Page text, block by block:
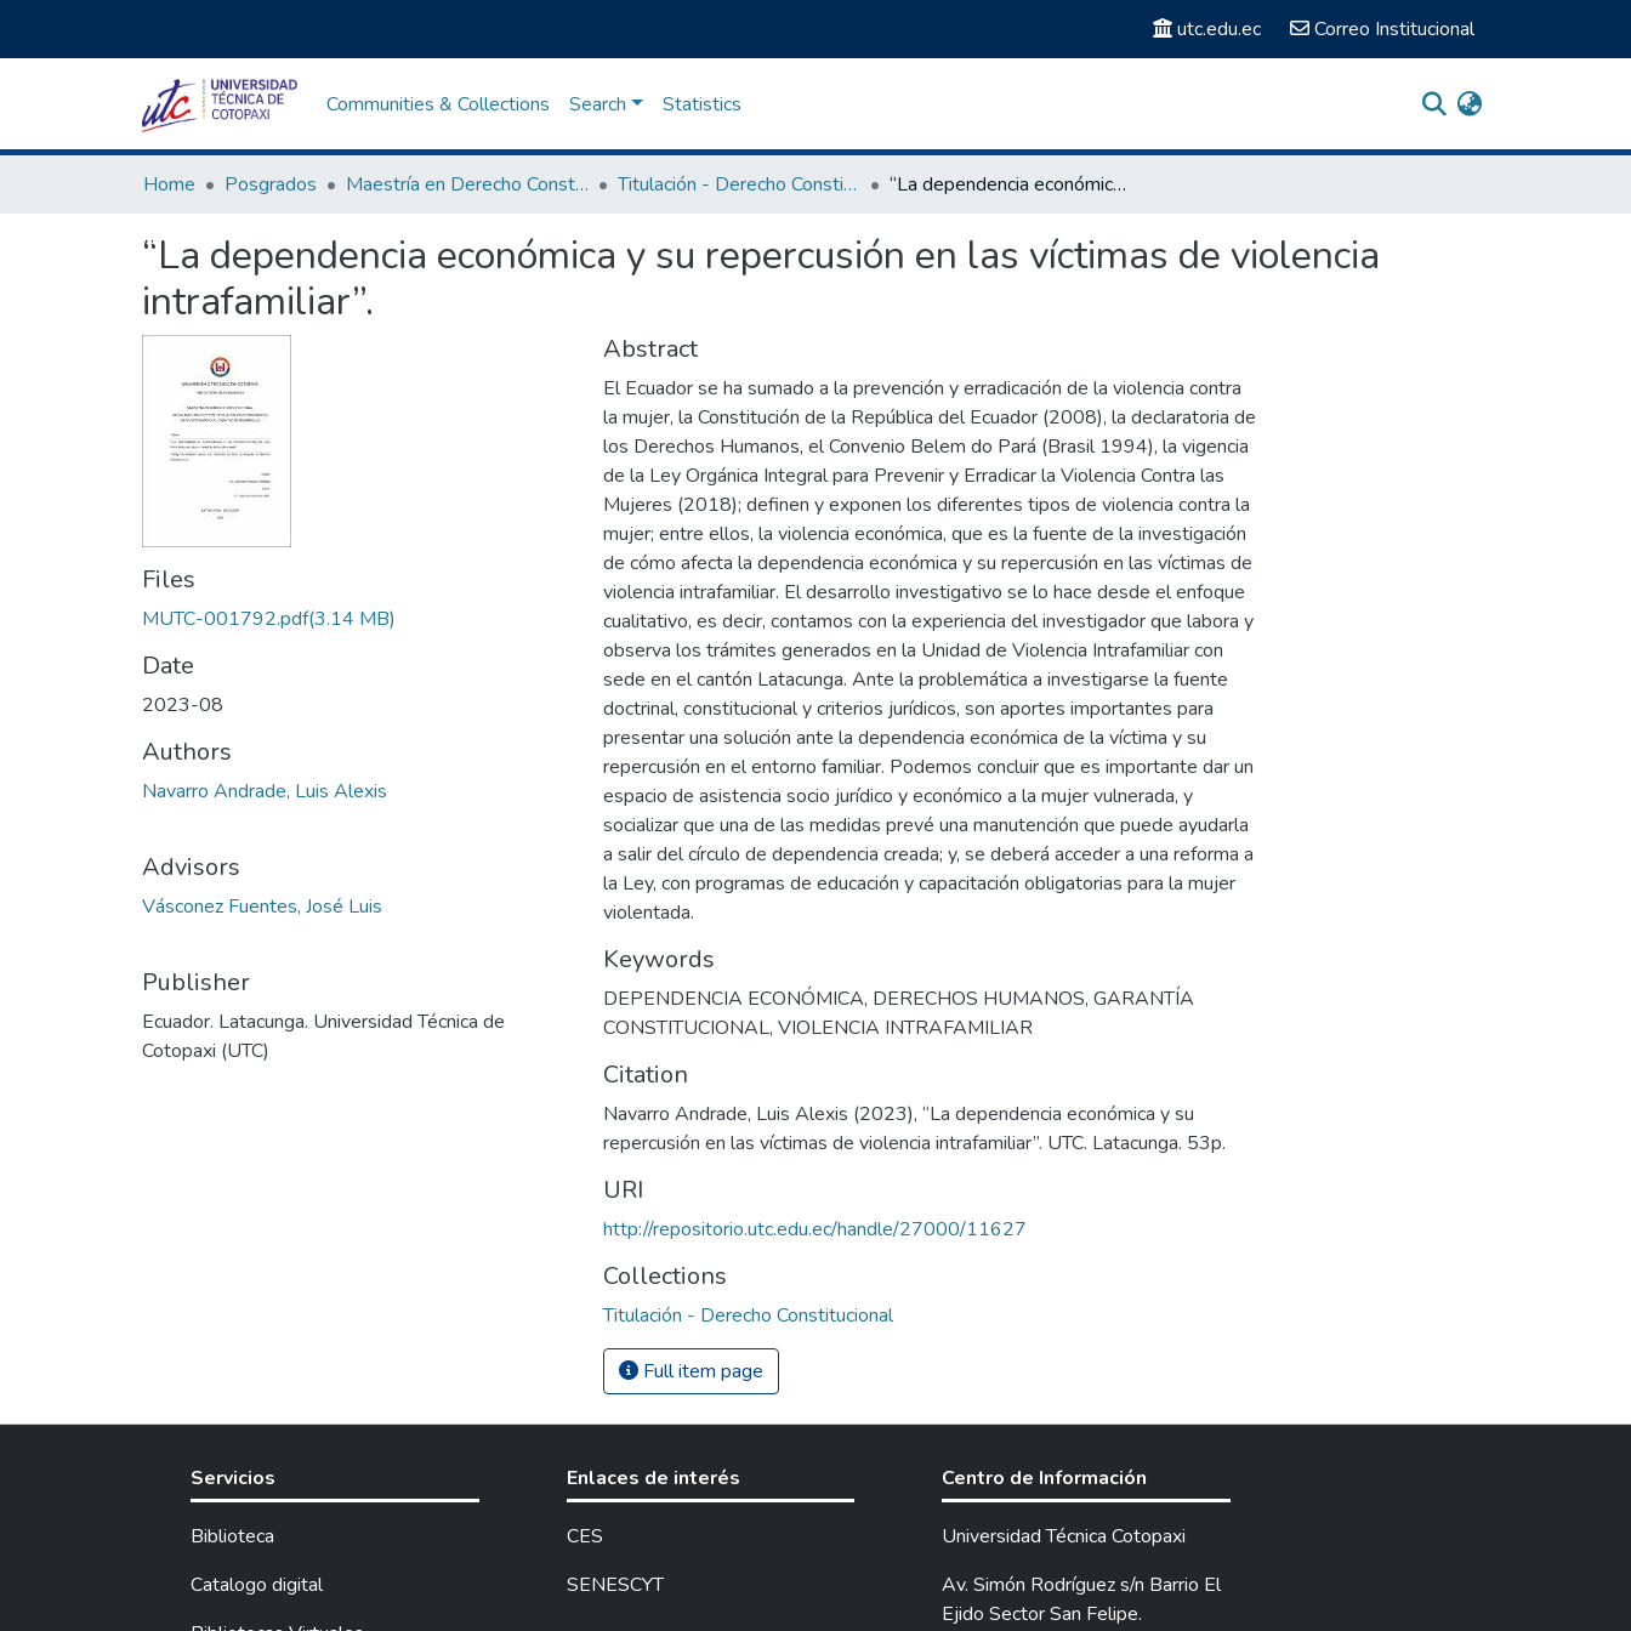
utc.edu.ec Correo Institucional
Communities & Collections Search Statistics
Home Posgrados Maestría en Derecho Constitucional Titulación - Derecho Constitucional “La dependencia económica y su repercusión en las víctimas de violencia intrafamiliar”.
“La dependencia económica y su repercusión en las víctimas de violencia
intrafamiliar”.
Files
MUTC-001792.pdf(3.14 MB)
Date
2023-08
Authors
Navarro Andrade, Luis Alexis
Advisors
Vásconez Fuentes, José Luis
Publisher
Ecuador. Latacunga. Universidad Técnica de
Cotopaxi (UTC)
Abstract
El Ecuador se ha sumado a la prevención y erradicación de la violencia contra
la mujer, la Constitución de la República del Ecuador (2008), la declaratoria de
los Derechos Humanos, el Convenio Belem do Pará (Brasil 1994), la vigencia
de la Ley Orgánica Integral para Prevenir y Erradicar la Violencia Contra las
Mujeres (2018); definen y exponen los diferentes tipos de violencia contra la
mujer; entre ellos, la violencia económica, que es la fuente de la investigación
de cómo afecta la dependencia económica y su repercusión en las víctimas de
violencia intrafamiliar. El desarrollo investigativo se lo hace desde el enfoque
cualitativo, es decir, contamos con la experiencia del investigador que labora y
observa los trámites generados en la Unidad de Violencia Intrafamiliar con
sede en el cantón Latacunga. Ante la problemática a investigarse la fuente
doctrinal, constitucional y criterios jurídicos, son aportes importantes para
presentar una solución ante la dependencia económica de la víctima y su
repercusión en el entorno familiar. Podemos concluir que es importante dar un
espacio de asistencia socio jurídico y económico a la mujer vulnerada, y
socializar que una de las medidas prevé una manutención que puede ayudarla
a salir del círculo de dependencia creada; y, se deberá acceder a una reforma a
la Ley, con programas de educación y capacitación obligatorias para la mujer
violentada.
Keywords
DEPENDENCIA ECONÓMICA, DERECHOS HUMANOS, GARANTÍA
CONSTITUCIONAL, VIOLENCIA INTRAFAMILIAR
Citation
Navarro Andrade, Luis Alexis (2023), “La dependencia económica y su
repercusión en las víctimas de violencia intrafamiliar”. UTC. Latacunga. 53p.
URI
http://repositorio.utc.edu.ec/handle/27000/11627
Collections
Titulación - Derecho Constitucional
Full item page
Servicios
Biblioteca
Catalogo digital
Enlaces de interés
CES
SENESCYT
Centro de Información
Universidad Técnica Cotopaxi
Av. Simón Rodríguez s/n Barrio El
Ejido Sector San Felipe.